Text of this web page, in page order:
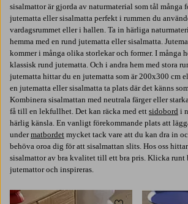
sisalmattor är gjorda av naturmaterial som tål många
jutematta eller sisalmatta perfekt i rummen du
vardagsrummet eller i hallen. Ta in härliga
hemma med en rund jutematta eller sisalmatta.
kommer i många olika storlekar och former. I många
klassisk rund jutematta. Och i andra hem med stora
jutematta hittar du en jutematta som är 200x300 cm
en jutematta eller sisalmatta ta plats där det känns
Kombinera sisalmattan med neutrala färger eller
få till en lekfullhet. Det kan räcka med ett sidobord i
härlig känsla. En vanligt förekommande plats att
undermatbordet mycket tack vare att du kan dra in
behöva oroa dig för att sisalmattan slits. Hos oss
sisalmattor av bra kvalitet till ett bra pris. Klicka runt
jutemattor och inspireras.